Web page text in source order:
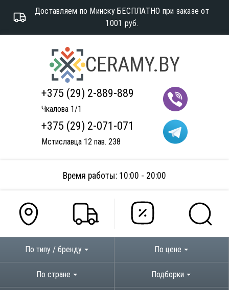
Доставляем по Минску БЕСПЛАТНО при заказе от
1001 руб.
CERAMY.BY
+375 (29) 2-889-889
Чкалова 1/1
+375 (29) 2-071-071
Мстиславца 12 пав. 238
Время работы: 10:00 - 20:00
По типу / бренду По цене
По стране Подборки